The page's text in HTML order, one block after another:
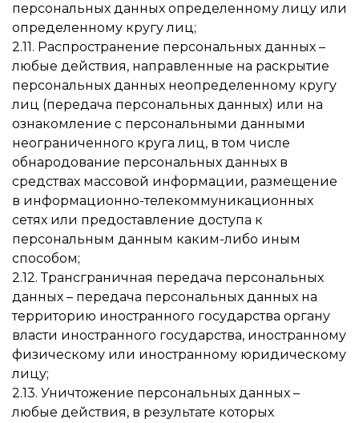
персональных данных определенному лицу или
определенному кругу лиц;
2.11. Распространение персональных данных –
любые действия, направленные на раскрытие
персональных данных неопределенному кругу
лиц (передача персональных данных) или на
ознакомление с персональными данными
неограниченного круга лиц, в том числе
обнародование персональных данных в
средствах массовой информации, размещение
в информационно-телекоммуникационных
сетях или предоставление доступа к
персональным данным каким-либо иным
способом;
2.12. Трансграничная передача персональных
данных – передача персональных данных на
территорию иностранного государства органу
власти иностранного государства, иностранному
физическому или иностранному юридическому
лицу;
2.13. Уничтожение персональных данных –
любые действия, в результате которых